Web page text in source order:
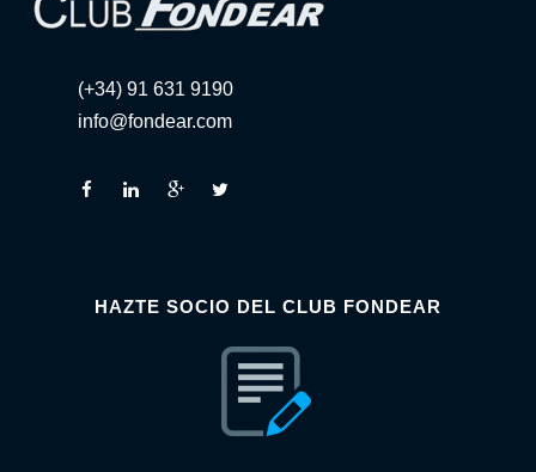
(+34) 91 631 9190
info@fondear.com
HAZTE SOCIO DEL CLUB FONDEAR